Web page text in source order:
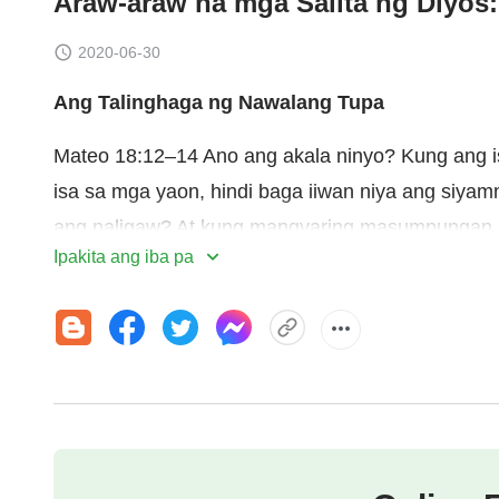
2020-06-30
Ang Talinghaga ng Nawalang Tupa
Mateo 18:12–14 Ano ang akala ninyo? Kung
isa sa mga yaon, hindi baga iiwan niya ang
ang naligaw? At kung mangyaring
magagalak ng higit dahil dito kaysa sa
Ang siping ito ay isang talinghaga—ano ang
Kapanahunan ng Kautusan, maaaring nadama
alinsunod sa kung sino ang Diyos, ngunit nang
Ipakita ang iba pa